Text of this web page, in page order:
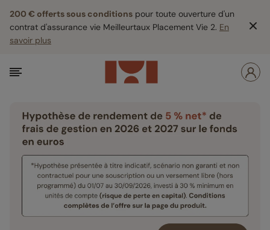
200 € offerts sous conditions pour toute ouverture d'un
contrat d'assurance vie Meilleurtaux Placement Vie 2. En
savoir plus